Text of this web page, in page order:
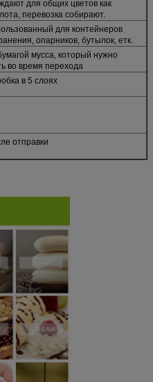
для общих цветов как
перевозка собирают.
для контейнеров
опарников, бутылок, етк.
мусса, который нужно
во время перехода
в 5 слоях
отправки